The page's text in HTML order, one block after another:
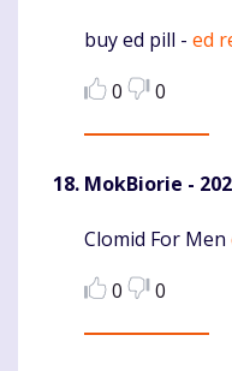
Komentaras
buy ed pill - ed
0
0
MokBiorie -
Komentaras
Clomid For Men
0
0